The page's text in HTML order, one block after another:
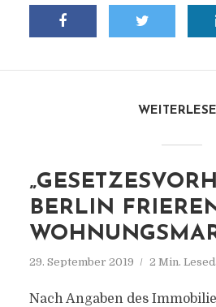
BERLIN
29. September 2019 2 Min.
Nach Angaben des